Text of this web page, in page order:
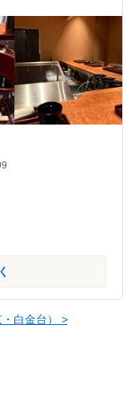
白金台） >